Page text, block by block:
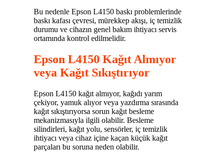
Bu nedenle Epson L4150 baskı problemlerinde
baskı kafası çevresi, mürekkep akışı, iç temizlik
durumu ve cihazın genel bakım ihtiyacı servis
ortamında kontrol edilmelidir.
Epson L4150 Kağıt Almıyor
veya Kağıt Sıkıştırıyor
Epson L4150 kağıt almıyor, kağıdı yarım
çekiyor, yamuk alıyor veya yazdırma sırasında
kağıt sıkıştırıyorsa sorun kağıt besleme
mekanizmasıyla ilgili olabilir. Besleme
silindirleri, kağıt yolu, sensörler, iç temizlik
ihtiyacı veya cihaz içine kaçan küçük kağıt
parçaları bu soruna neden olabilir.